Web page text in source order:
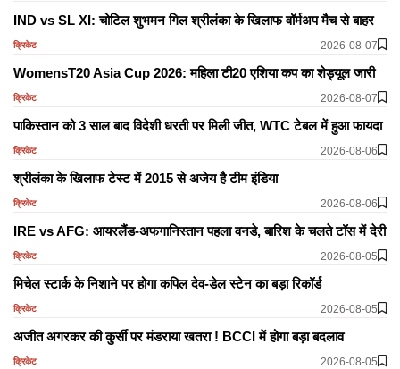
IND vs SL XI: चोटिल शुभमन गिल श्रीलंका के खिलाफ वॉर्मअप मैच से बाहर
क्रिकेट 2026-08-07
WomensT20 Asia Cup 2026: महिला टी20 एशिया कप का शेड्यूल जारी
क्रिकेट 2026-08-07
पाकिस्तान को 3 साल बाद विदेशी धरती पर मिली जीत, WTC टेबल में हुआ फायदा
क्रिकेट 2026-08-06
श्रीलंका के खिलाफ टेस्ट में 2015 से अजेय है टीम इंडिया
क्रिकेट 2026-08-06
IRE vs AFG: आयरलैंड-अफगानिस्तान पहला वनडे, बारिश के चलते टॉस में देरी
क्रिकेट 2026-08-05
मिचेल स्टार्क के निशाने पर होगा कपिल देव-डेल स्टेन का बड़ा रिकॉर्ड
क्रिकेट 2026-08-05
अजीत अगरकर की कुर्सी पर मंडराया खतरा ! BCCI में होगा बड़ा बदलाव
क्रिकेट 2026-08-05